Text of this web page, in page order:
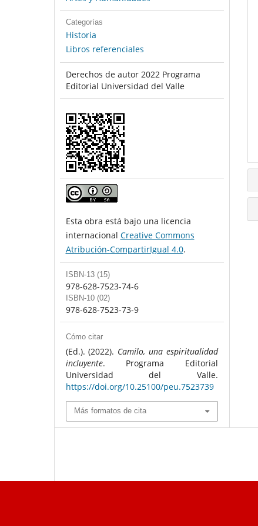
Categorías
Historia
Libros referenciales
Derechos de autor 2022 Programa
Editorial Universidad del Valle
Esta obra está bajo una licencia
internacional Creative Commons
Atribución-CompartirIgual 4.0.
ISBN-13 (15)
978-628-7523-74-6
ISBN-10 (02)
978-628-7523-73-9
Cómo citar
(Ed.). (2022). Camilo, una espiritualidad
incluyente. Programa Editorial
Universidad del Valle.
https://doi.org/10.25100/peu.7523739
Más formatos de cita